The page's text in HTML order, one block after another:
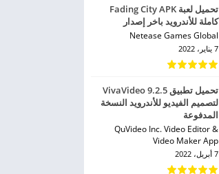
تحميل لعبة Fading City APK
كاملة للأندرويد باخر إصدار
Netease Games Global
7 يناير، 2022
تحميل تطبيق VivaVideo 9.2.5
لتصميم الفيديو للأندرويد النسخة
المدفوعة
QuVideo Inc. Video Editor &
Video Maker App
7 أبريل، 2022